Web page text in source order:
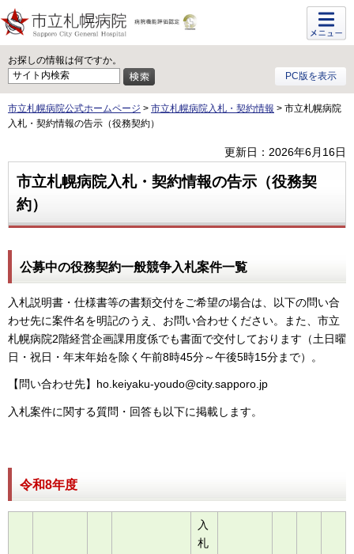
お探しの情報は何ですか。
PC版を表示
メニュ
ー
市立札幌病院公式ホームページ > 市立札幌病院入札・契約情報 > 市立札幌病院
入札・契約情報の告示（役務契約）
更新日：2026年6月16日
市立札幌病院入札・契約情報の告示（役務契
約）
公募中の役務契約一般競争入札案件一覧
入札説明書・仕様書等の書類交付をご希望の場合は、以下の問い合
わせ先に案件名を明記のうえ、お問い合わせください。また、市立
札幌病院2階経営企画課用度係でも書面で交付しております（土日曜
日・祝日・年末年始を除く午前8時45分～午後5時15分まで）。
【問い合わせ先】ho.keiyaku-youdo@city.sapporo.jp
入札案件に関する質問・回答も以下に掲載します。
令和8年度
入
札